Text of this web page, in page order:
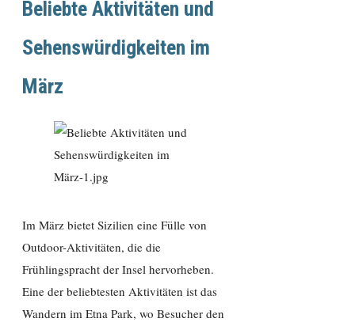
Beliebte Aktivitäten und
Sehenswürdigkeiten im
März
Im März bietet Sizilien eine Fülle von
Outdoor-Aktivitäten, die die
Frühlingspracht der Insel hervorheben.
Eine der beliebtesten Aktivitäten ist das
Wandern im Etna Park, wo Besucher den